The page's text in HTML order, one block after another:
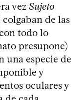
vez Sujeto
colgaban de las
todo lo
presupone)
una especie de
y
oculares y